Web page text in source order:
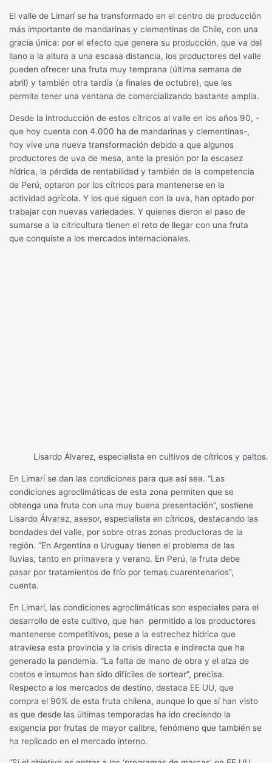
El valle de Limarí se ha transformado en el centro de producción
más importante de mandarinas y clementinas de Chile, con una
gracia única: por el efecto que genera su producción, que va del
llano a la altura a una escasa distancia, los productores del valle
pueden ofrecer una fruta muy temprana (última semana de
abril) y también otra tardía (a finales de octubre), que les
permite tener una ventana de comercializando bastante amplia.
Desde la introducción de estos cítricos al valle en los años 90, -
que hoy cuenta con 4.000 ha de mandarinas y clementinas-,
hoy vive una nueva transformación debido a que algunos
productores de uva de mesa, ante la presión por la escasez
hídrica, la pérdida de rentabilidad y también de la competencia
de Perú, optaron por los cítricos para mantenerse en la
actividad agrícola. Y los que siguen con la uva, han optado por
trabajar con nuevas variedades. Y quienes dieron el paso de
sumarse a la citricultura tienen el reto de llegar con una fruta
que conquiste a los mercados internacionales.
Lisardo Álvarez, especialista en cultivos de cítricos y paltos.
En Limarí se dan las condiciones para que así sea. “Las
condiciones agroclimáticas de esta zona permiten que se
obtenga una fruta con una muy buena presentación”, sostiene
Lisardo Álvarez, asesor, especialista en cítricos, destacando las
bondades del valle, por sobre otras zonas productoras de la
región. “En Argentina o Uruguay tienen el problema de las
lluvias, tanto en primavera y verano. En Perú, la fruta debe
pasar por tratamientos de frío por temas cuarentenarios”,
cuenta.
En Limarí, las condiciones agroclimáticas son especiales para el
desarrollo de este cultivo, que han permitido a los productores
mantenerse competitivos, pese a la estrechez hídrica que
atraviesa esta provincia y la crisis directa e indirecta que ha
generado la pandemia. “La falta de mano de obra y el alza de
costos e insumos han sido difíciles de sortear”, precisa.
Respecto a los mercados de destino, destaca EE UU, que
compra el 90% de esta fruta chilena, aunque lo que sí han visto
es que desde las últimas temporadas ha ido creciendo la
exigencia por frutas de mayor calibre, fenómeno que también se
ha replicado en el mercado interno.